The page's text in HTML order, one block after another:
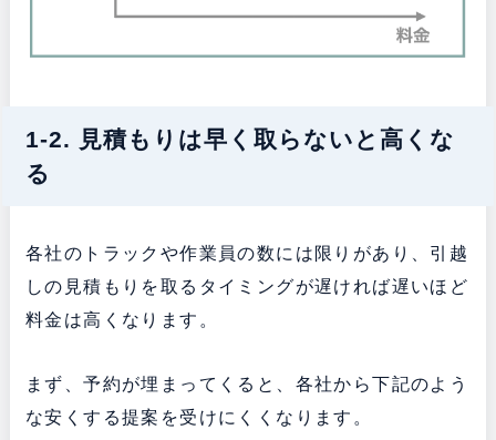
1-2. 見積もりは早く取らないと高くな
る
各社のトラックや作業員の数には限りがあり、引越
しの見積もりを取るタイミングが遅ければ遅いほど
料金は高くなります。
まず、予約が埋まってくると、各社から下記のよう
な安くする提案を受けにくくなります。